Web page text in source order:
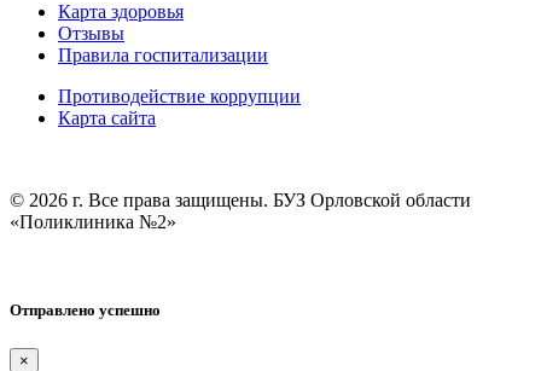
Карта здоровья
Отзывы
Правила госпитализации
Противодействие коррупции
Карта сайта
© 2026 г. Все права защищены. БУЗ Орловской области
«Поликлиника №2»
Отправлено успешно
×